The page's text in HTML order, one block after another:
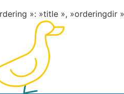
»: »title », »orderingdir